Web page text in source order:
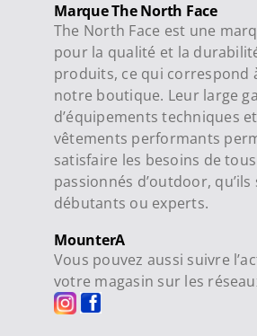
Marque The North Face
The North Face est une
pour la qualité et la
produits, ce qui correspond
notre boutique. Leur large
d’équipements techniques
vêtements performants
satisfaire les besoins de
passionnés d’outdoor,
débutants ou experts.
MounterA
Vous pouvez aussi suivre
votre magasin sur les